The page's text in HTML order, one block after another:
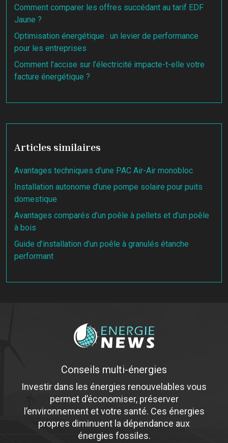
Comment comparer les offres succédant au tarif EDF
Jaune ?
Optimisation énergétique : un levier de performance
pour les entreprises
Comment l’accise sur l’électricité impacte-t-elle votre
facture énergétique ?
Articles similaires
Avantages techniques d’une PAC Air-Air monobloc
Installation autonome d’une pompe solaire pour puits
domestique
Avantages comparés d’un poêle à pellets et d’un poêle
à bois
Guide d’installation d’un poêle à granulés étanche
performant
Conseils multi-énergies
Investir dans les énergies renouvelables vous
permet d’économiser, préserver
l’environnement et votre santé. Ces énergies
propres diminuent la dépendance aux
énergies fossiles.